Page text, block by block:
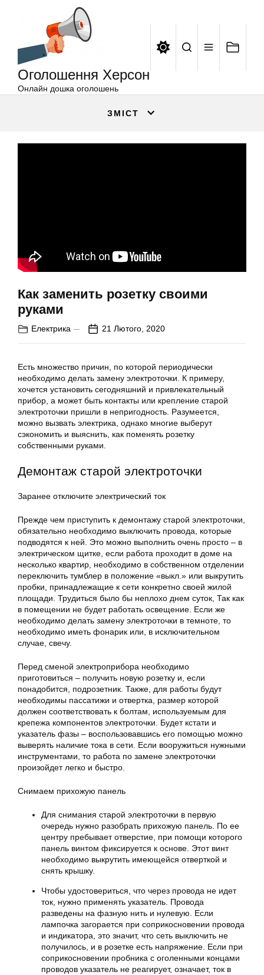
Оголошення Херсон
Онлайн дошка оголошень
ЗМІСТ
Как заменить розетку своими
руками
Електрика 21 Лютого, 2020
Есть множество причин, по которой периодически
необходимо делать замену электроточки. К примеру,
хочется установить сегодняшний и привлекательный
прибор, а может быть контакты или крепление старой
электроточки пришли в непригодность. Разумеется,
можно вызвать электрика, однако многие выберут
сэкономить и выяснить, как поменять розетку
собственными руками.
Демонтаж старой электроточки
Заранее отключите электрический ток
Прежде чем приступить к демонтажу старой электроточки,
обязательно необходимо выключить провода, которые
подводятся к ней. Это можно выполнить очень просто – в
электрическом щитке, если работа проходит в доме на
несколько квартир, необходимо в собственном отделении
переключить тумблер в положение «выкл.» или выкрутить
пробки, принадлежащие к сети конкретно своей жилой
площади. Трудиться было бы неплохо днем суток, Так как
в помещении не будет работать освещение. Если же
необходимо делать замену электроточки в темноте, то
необходимо иметь фонарик или, в исключительном
случае, свечу.
Перед сменой электроприбора необходимо
приготовиться – получить новую розетку и, если
понадобится, подрозетник. Также, для работы будут
необходимы пассатижи и отвертка, размер которой
должен соответствовать к болтам, используемым для
крепежа компонентов электроточки. Будет кстати и
указатель фазы – воспользовавшись его помощью можно
выверять наличие тока в сети. Если вооружиться нужными
инструментами, то работа по замене электроточки
произойдет легко и быстро.
Снимаем прихожую панель
Для снимания старой электроточки в первую
очередь нужно разобрать прихожую панель. По ее
центру пребывает отверстие, при помощи которого
панель винтом фиксируется к основе. Этот винт
необходимо выкрутить имеющейся отверткой и
снять крышку.
Чтобы удостовериться, что через провода не идет
ток, нужно применять указатель. Провода
разведены на фазную нить и нулевую. Если
лампочка загорается при соприкосновении провода
и индикатора, это значит, что сеть выключить не
получилось, и в розетке есть напряжение. Если при
соприкосновении пробника с оголенными концами
проводов указатель не реагирует, означает, ток в